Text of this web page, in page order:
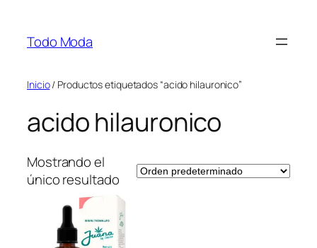
contenido
Todo Moda
Inicio/ Productos etiquetados “acido hilauronico”
acido hilauronico
Mostrando el
único resultado